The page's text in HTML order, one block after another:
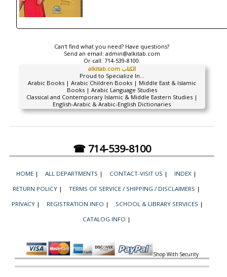
Can't find what you need? Have questions?
Send an email: admin@alkitab.com
Or call: 714-539-8100.
alkitab.com الكتاب
Proud to Specialize In...
Arabic Books | Arabic Children Books | Middle East & Islamic
Books | Arabic Language Studies
Classical and Contemporary Islamic & Middle Eastern Studies |
English-Arabic & Arabic-English Dictionaries
☎ 714-539-8100
HOME | ALL DEPARTMENTS | CONTACT-VISIT US | INDEX |
RETURN POLICY | TERMS OF SERVICE / SHIPPING / DISCLAIMERS |
PRIVACY | REGISTRATION INFO | SCHOOL & LIBRARY SERVICES |
CATALOG INFO |
Shop With Security